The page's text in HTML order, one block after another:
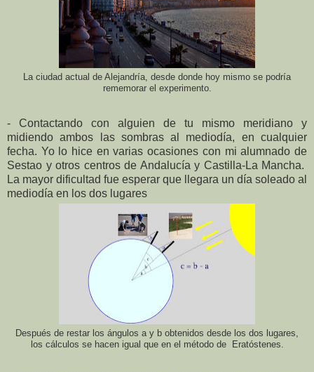
La ciudad actual de Alejandría, desde donde hoy mismo se podría
rememorar el experimento.
- Contactando con alguien de tu mismo meridiano y
midiendo ambos las sombras al mediodía, en cualquier
fecha. Yo lo hice en varias ocasiones con mi alumnado de
Sestao y otros centros de Andalucía y Castilla-La Mancha.
La mayor dificultad fue esperar que llegara un día soleado al
mediodía en los dos lugares
Después de restar los ángulos a y b obtenidos desde los dos lugares,
los cálculos se hacen igual que en el método de Eratóstenes.